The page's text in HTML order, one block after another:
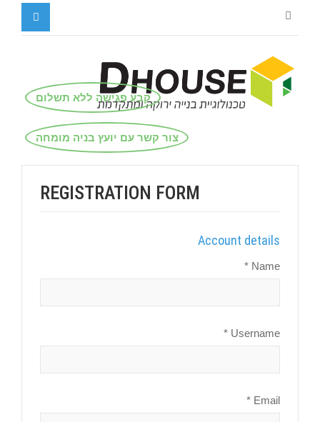
קבע פגישה ללא תשלום
צור קשר עם יועץ בניה מומחה
REGISTRATION FORM
Account details
Name *
Username *
Email *